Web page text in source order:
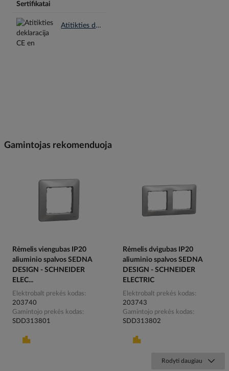
Sertifikatai
Atitikties deklaracija CE en.pdf
Gamintojas rekomenduoja
Rėmelis viengubas IP20
aliuminio spalvos SEDNA
DESIGN - SCHNEIDER
ELEC...
Elektrobalt prekės kodas
203740
Gamintojo prekės kodas
SDD313801
Rėmelis dvigubas IP20
aliuminio spalvos SEDNA
DESIGN - SCHNEIDER
ELECTRIC
Elektrobalt prekės kodas
203743
Gamintojo prekės kodas
SDD313802
Rodyti daugiau